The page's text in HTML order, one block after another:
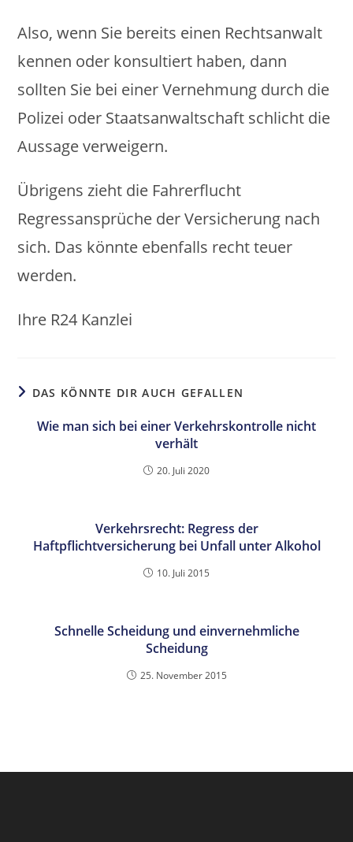
Also, wenn Sie bereits einen Rechtsanwalt
kennen oder konsultiert haben, dann
sollten Sie bei einer Vernehmung durch die
Polizei oder Staatsanwaltschaft schlicht die
Aussage verweigern.
Übrigens zieht die Fahrerflucht
Regressansprüche der Versicherung nach
sich. Das könnte ebenfalls recht teuer
werden.
Ihre R24 Kanzlei
DAS KÖNNTE DIR AUCH GEFALLEN
Wie man sich bei einer Verkehrskontrolle nicht
verhält
20. Juli 2020
Verkehrsrecht: Regress der
Haftpflichtversicherung bei Unfall unter Alkohol
10. Juli 2015
Schnelle Scheidung und einvernehmliche
Scheidung
25. November 2015